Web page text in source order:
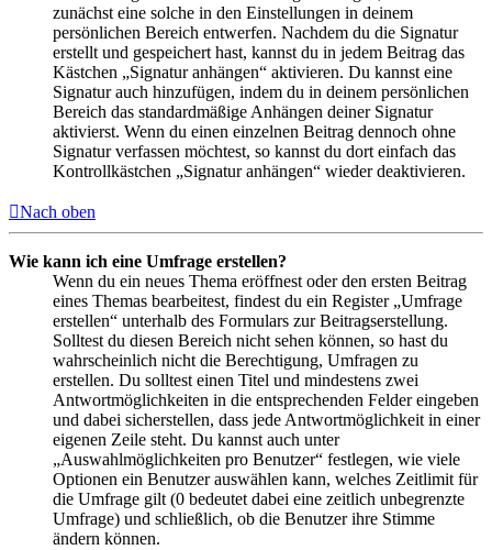
zunächst eine solche in den Einstellungen in deinem
persönlichen Bereich entwerfen. Nachdem du die Signatur
erstellt und gespeichert hast, kannst du in jedem Beitrag das
Kästchen „Signatur anhängen“ aktivieren. Du kannst eine
Signatur auch hinzufügen, indem du in deinem persönlichen
Bereich das standardmäßige Anhängen deiner Signatur
aktivierst. Wenn du einen einzelnen Beitrag dennoch ohne
Signatur verfassen möchtest, so kannst du dort einfach das
Kontrollkästchen „Signatur anhängen“ wieder deaktivieren.
Nach oben
Wie kann ich eine Umfrage erstellen?
Wenn du ein neues Thema eröffnest oder den ersten Beitrag
eines Themas bearbeitest, findest du ein Register „Umfrage
erstellen“ unterhalb des Formulars zur Beitragserstellung.
Solltest du diesen Bereich nicht sehen können, so hast du
wahrscheinlich nicht die Berechtigung, Umfragen zu
erstellen. Du solltest einen Titel und mindestens zwei
Antwortmöglichkeiten in die entsprechenden Felder eingeben
und dabei sicherstellen, dass jede Antwortmöglichkeit in einer
eigenen Zeile steht. Du kannst auch unter
„Auswahlmöglichkeiten pro Benutzer“ festlegen, wie viele
Optionen ein Benutzer auswählen kann, welches Zeitlimit für
die Umfrage gilt (0 bedeutet dabei eine zeitlich unbegrenzte
Umfrage) und schließlich, ob die Benutzer ihre Stimme
ändern können.